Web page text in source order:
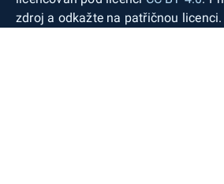
zdroj a odkažte na patřičnou licenci.